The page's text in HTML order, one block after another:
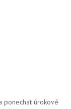
ponechat úrokové